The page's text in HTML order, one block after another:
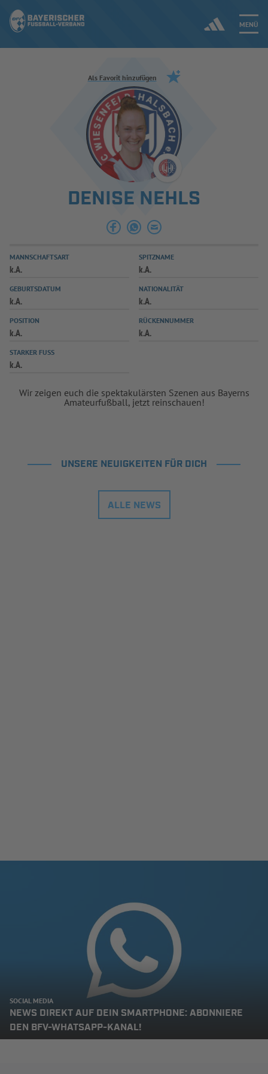
MENÜ
Jetzt einloggen
ERGEBNISSE & WETTBEWERBE
SPIELBETRIEB & VERBANDSLEBEN
AUSBILDUNG & FÖRDERUNG
SPIELPLUS
Als Favorit hinzufügen
DENISE NEHLS
MANNSCHAFTSART
k.A.
SPITZNAME
k.A.
GEBURTSDATUM
k.A.
NATIONALITÄT
k.A.
POSITION
k.A.
RÜCKENNUMMER
k.A.
STARKER FUSS
k.A.
Wir zeigen euch die spektakulärsten Szenen aus Bayerns
Amateurfußball, jetzt reinschauen!
UNSERE NEUIGKEITEN FÜR DICH
ALLE NEWS
SOCIAL MEDIA
NEWS DIREKT AUF DEIN SMARTPHONE: ABONNIERE
DEN BFV-WHATSAPP-KANAL!